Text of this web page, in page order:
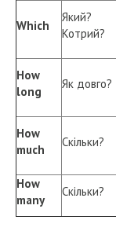
Which
Який?
Котрий?
How
long
Як довго?
How
much
Скільки?
How
many
Скільки?